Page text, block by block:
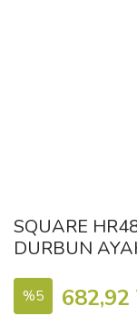
SQUARE
DURBUN
%5 682,92